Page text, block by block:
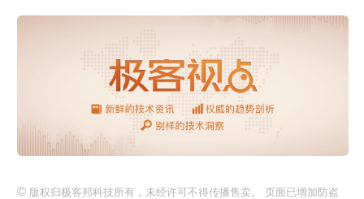
© 版权归极客邦科技所有，未经许可不得传播售卖。 页面已增加防盗